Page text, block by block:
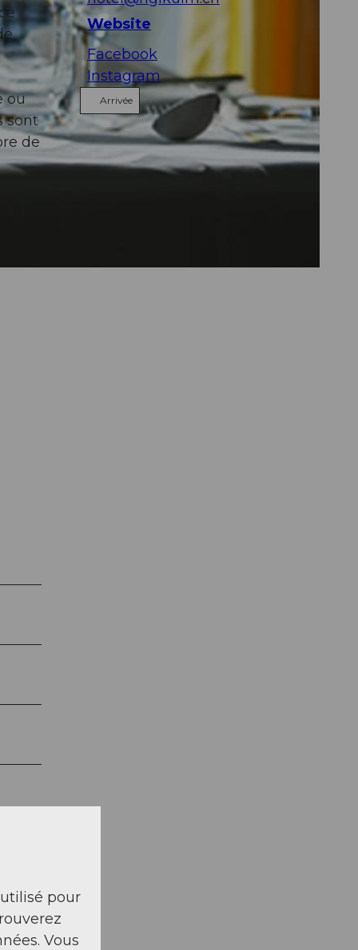
ou
sont
de
Website
Facebook
Instagram
Arrivée
pour
Vous